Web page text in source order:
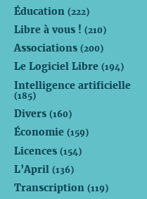
Éducation (222)
Libre à vous ! (210)
Associations (200)
Le Logiciel Libre (194)
Intelligence artificielle
(185)
Divers (160)
Économie (159)
Licences (154)
L’April (136)
Transcription (119)